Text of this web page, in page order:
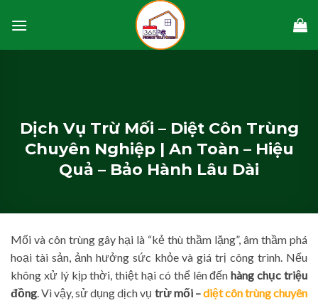
Dịch Vụ Trừ Mối – Diệt Côn Trùng
Chuyên Nghiệp | An Toàn – Hiệu
Quả – Bảo Hành Lâu Dài
Mối và côn trùng gây hại là “kẻ thù thầm lặng”, âm thầm phá
hoại tài sản, ảnh hưởng sức khỏe và giá trị công trình. Nếu
không xử lý kịp thời, thiệt hại có thể lên đếnhàng chục triệu
đồng. Vì vậy, sử dụng dịch vụ trừ mối –diệt côn trùng chuyên